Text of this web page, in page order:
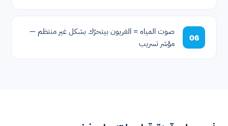
06
صوت المياه = الفريون بيتحرّك بشكل غير منتظم —
مؤشر تسريب